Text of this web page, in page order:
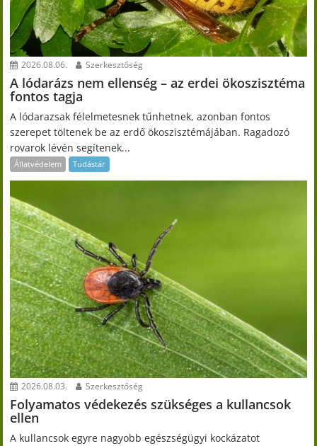
2026.08.06. Szerkesztőség
A lódarázs nem ellenség – az erdei ökoszisztéma
fontos tagja
A lódarazsak félelmetesnek tűnhetnek, azonban fontos
szerepet töltenek be az erdő ökoszisztémájában. Ragadozó
rovarok lévén segítenek...
Állatvédelem Tudástár
2026.08.03. Szerkesztőség
Folyamatos védekezés szükséges a kullancsok
ellen
A kullancsok egyre nagyobb egészségügyi kockázatot